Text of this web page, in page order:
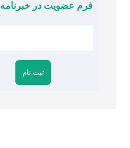
فرم عضویت در خبرنامه